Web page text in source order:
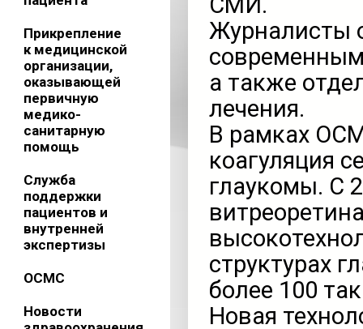
Прикрепление
к медицинской
организации,
оказывающей
первичную
медико-
санитарную
помощь
Служба
поддержки
пациентов и
внутренней
экспертизы
ОСМС
Новости
Журналисты
а также
лечения.
В рамках
коагуляция
глаукомы. С
структурах
более 100
Новая